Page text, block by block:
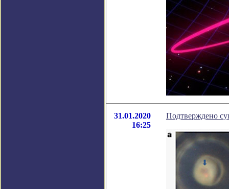
31.01.2020
16:25
Подтверждено